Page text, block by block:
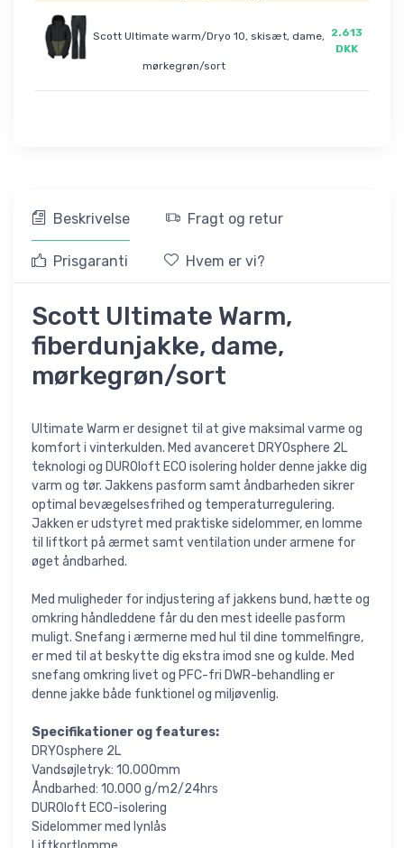
Scott Ultimate warm/Dryo 10, skisæt, dame,
mørkegrøn/sort
2.613
DKK
Beskrivelse Fragt og retur
Prisgaranti Hvem er vi?
Scott Ultimate Warm,
fiberdunjakke, dame,
mørkegrøn/sort
Ultimate Warm er designet til at give maksimal varme og
komfort i vinterkulden. Med avanceret DRYOsphere 2L
teknologi og DUROloft ECO isolering holder denne jakke dig
varm og tør. Jakkens pasform samt åndbarheden sikrer
optimal bevægelsesfrihed og temperaturregulering.
Jakken er udstyret med praktiske sidelommer, en lomme
til liftkort på ærmet samt ventilation under armene for
øget åndbarhed.
Med muligheder for indjustering af jakkens bund, hætte og
omkring håndleddene får du den mest ideelle pasform
muligt. Snefang i ærmerne med hul til dine tommelfingre,
er med til at beskytte dig ekstra imod sne og kulde. Med
snefang omkring livet og PFC-fri DWR-behandling er
denne jakke både funktionel og miljøvenlig.
Specifikationer og features:
DRYOsphere 2L
Vandsøjletryk: 10.000mm
Åndbarhed: 10.000 g/m2/24hrs
DUROloft ECO-isolering
Sidelommer med lynlås